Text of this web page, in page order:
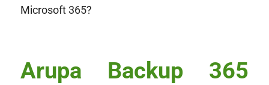
Microsoft 365?
Arupa Backup 365